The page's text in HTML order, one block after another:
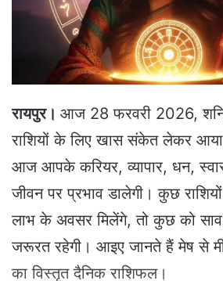
a
i
रायपुर। आज 28 फरवरी 2026,
राशियों के लिए खास संकेत लेकर
आज आपके करियर, व्यापार, धन,
जीवन पर प्रभाव डालेगी। कुछ
लाभ के अवसर मिलेंगे, तो कुछ को
जरूरत रहेगी। आइए जानते हैं मेष से
का विस्तृत दैनिक राशिफल।